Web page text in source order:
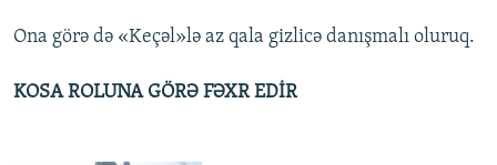
Ona görə də «Keçəl»lə az qala gizlicə danışmalı oluruq.
KOSA ROLUNA GÖRƏ FƏXR EDİR